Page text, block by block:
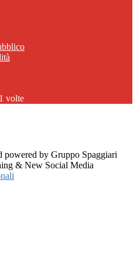
volte
powered by Gruppo Spaggiari
& New Social Media